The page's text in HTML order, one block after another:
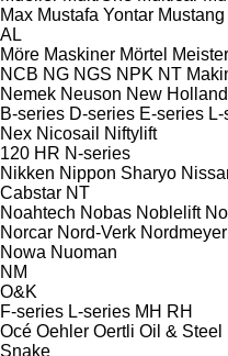
Max Mustafa Yontar Mustang
AL
Möre Maskiner Mörtel Meister
NCB NG NGS NPK NT
Nemek Neuson New Holland
B-series D-series E-series
Nex Nicosail
Niftylift
120 HR N-series
Nikken Nippon Sharyo
Cabstar NT
Noahtech Nobas Noblelift
Norcar Nord-Verk Nordmeyer
Nowa Nuoman
NM
O&K
F-series L-series MH RH
Océ Oehler Oertli Oil & Steel
Snake